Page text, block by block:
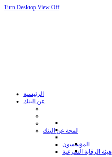
Turn Desktop View Off
الرئيسية
عن البنك
لمحة عن البنك
المؤسسون
هيئة الرقابة الشرعية